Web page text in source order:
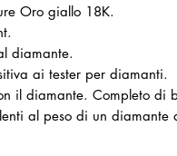
Oro giallo 18K.
diamante.
ai tester per diamanti.
il diamante. Completo di
al peso di un diamante